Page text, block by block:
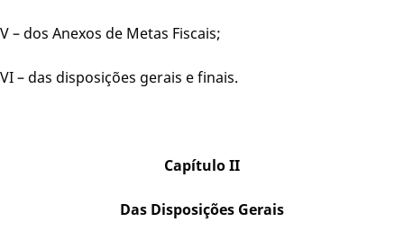
V – dos Anexos de Metas Fiscais;
VI – das disposições gerais e finais.
Capítulo II
Das Disposições Gerais